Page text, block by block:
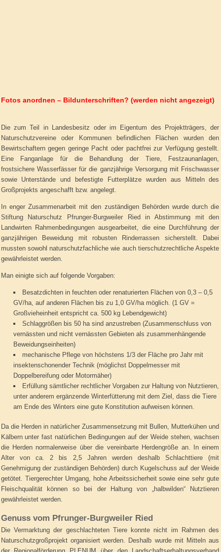
Fotos anordnen – Bildunterschriften? (werden nicht angezeigt)
Die zum Teil in Landesbesitz oder im Eigentum des Projektträgers, der
Naturschutzvereine oder Kommunen befindlichen Flächen wurden den
Bewirtschaftern gegen geringe Pacht oder pachtfrei zur Verfügung gestellt.
Eine Fanganlage für die Behandlung der Tiere, Festzaunanlagen,
frostsichere Wasserfässer für die ganzjährige Versorgung mit Frischwasser
sowie Unterstände und befestigte Futterplätze wurden aus Mitteln des
Großprojekts angeschafft bzw. angelegt.
In enger Zusammenarbeit mit den zuständigen Behörden wurde durch die
Stiftung Naturschutz Pfrunger-Burgweiler Ried in Abstimmung mit den
Landwirten Rahmenbedingungen ausgearbeitet, die eine Durchführung der
ganzjährigen Beweidung mit robusten Rinderrassen sicherstellt. Dabei
mussten sowohl naturschutzfachliche wie auch tierschutzrechtliche Aspekte
gewährleistet werden.
Man einigte sich auf folgende Vorgaben:
Besatzdichten in feuchten oder renaturierten Flächen von 0,3 – 0,5
GV/ha, auf anderen Flächen bis zu 1,0 GV/ha möglich. (1 GV =
Großvieheinheit entspricht ca. 500 kg Lebendgewicht)
Schlaggrößen bis 50 ha sind anzustreben (Zusammenschluss von
vernässten und nicht vernässten Gebieten als zusammenhängende
Beweidungseinheiten)
mechanische Pflege von höchstens 1/3 der Fläche pro Jahr mit
insektenschonender Technik (möglichst Doppelmesser mit
Doppelbereifung oder Motormäher)
Erfüllung sämtlicher rechtlicher Vorgaben zur Haltung von Nutztieren,
unter anderem ergänzende Winterfütterung mit dem Ziel, dass die Tiere
am Ende des Winters eine gute Konstitution aufweisen können.
Da die Herden in natürlicher Zusammensetzung mit Bullen, Mutterkühen und
Kälbern unter fast natürlichen Bedingungen auf der Weide stehen, wachsen
die Herden normalerweise über die vereinbarte Herdengröße an. In einem
Alter von ca. 2 bis 2,5 Jahren werden deshalb Schlachttiere (mit
Genehmigung der zuständigen Behörden) durch Kugelschuss auf der Weide
getötet. Tiergerechter Umgang, hohe Arbeitssicherheit sowie eine sehr gute
Fleischqualität können so bei der Haltung von „halbwilden“ Nutztieren
gewährleistet werden.
Genuss vom Pfrunger-Burgweiler Ried
Die Vermarktung der geschlachteten Tiere konnte nicht im Rahmen des
Naturschutzgroßprojekt organisiert werden. Deshalb wurde mit Mitteln aus